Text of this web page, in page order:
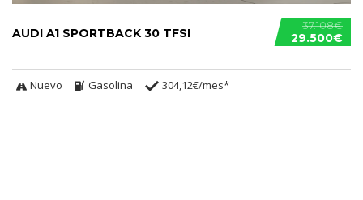
37.108€
29.500€
AUDI A1 SPORTBACK 30 TFSI
Nuevo Gasolina 304,12€/mes*